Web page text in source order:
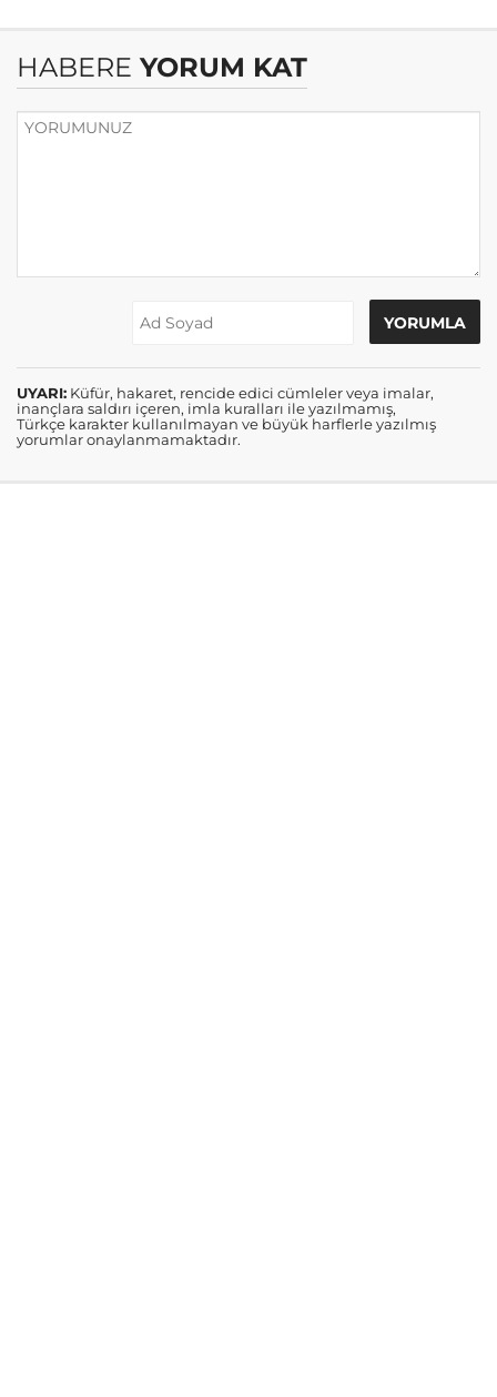
HABERE YORUM KAT
UYARI: Küfür, hakaret, rencide edici cümleler veya imalar,
inançlara saldırı içeren, imla kuralları ile yazılmamış,
Türkçe karakter kullanılmayan ve büyük harflerle yazılmış
yorumlar onaylanmamaktadır.